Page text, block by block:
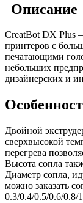
Описание
CreatBot DX Plus
принтеров с
печатающими
небольших
дизайнерских и
Двойной
сверхвысокой
перегрева
Высота сопла
Диаметр сопла,
можно заказать
0.3/0.4/0.5/0.6/0.8/